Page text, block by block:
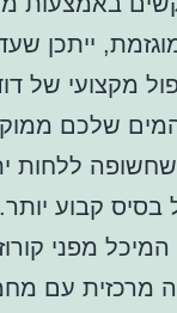
ייתכן
מקצועי של
שלכם
שחשופה ללחות
בסיס קבוע יותר.
המיכל מפני
מרכזית עם